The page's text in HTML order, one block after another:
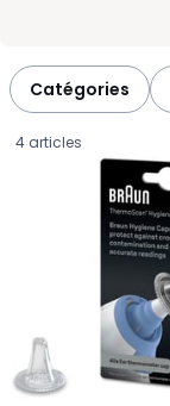
Catégories
4 articles